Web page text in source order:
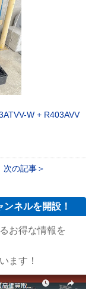
W + R403AVV
次の記事
ネルを開設！
お得な情報を
ます！